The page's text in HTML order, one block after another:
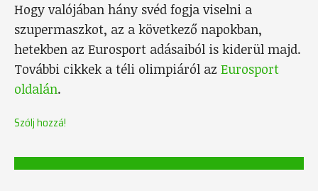
Hogy valójában hány svéd fogja viselni a
szupermaszkot, az a következő napokban,
hetekben az Eurosport adásaiból is kiderül majd.
További cikkek a téli olimpiáról az Eurosport
oldalán.
Szólj hozzá!